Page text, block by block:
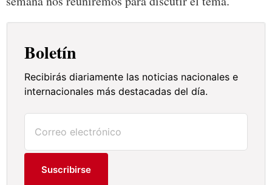
Boletín
Recibirás diariamente las noticias nacionales e
internacionales más destacadas del día.
Suscribirse